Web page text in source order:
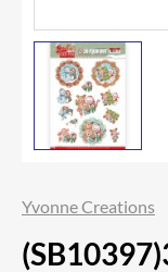
Yvonne Creations